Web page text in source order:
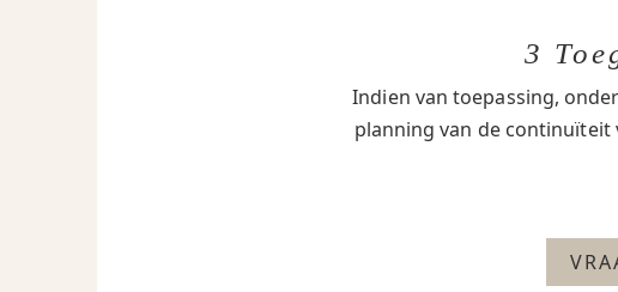
3
Indien van toepassing,
planning van de